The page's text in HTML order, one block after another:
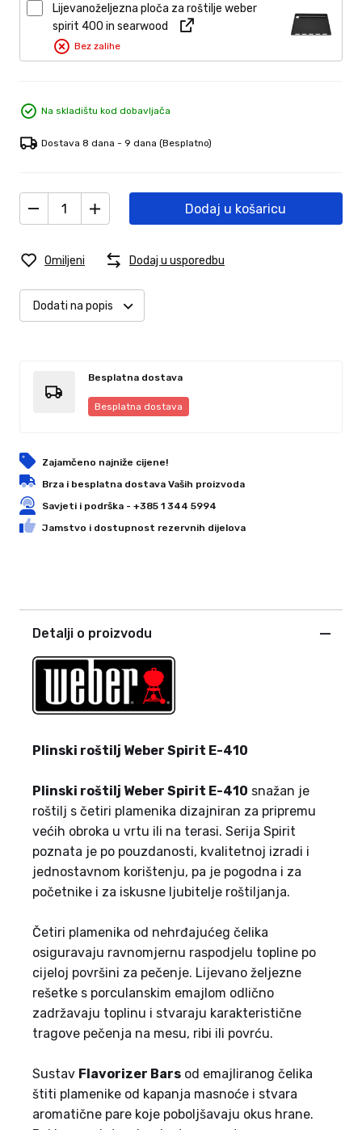
Lijevanoželjezna ploča za roštilje weber
spirit 400 in searwood
Bez zalihe
Na skladištu kod dobavljača
Dostava 8 dana - 9 dana (Besplatno)
Dodaj u košaricu
Omiljeni Dodaj u usporedbu
Dodati na popis
Besplatna dostava
Besplatna dostava
Zajamčeno najniže cijene!
Brza i besplatna dostava Vaših proizvoda
Savjeti i podrška - +385 1 344 5994
Jamstvo i dostupnost rezervnih dijelova
Detalji o proizvodu
Plinski roštilj Weber Spirit E-410
Plinski roštilj Weber Spirit E-410 snažan je
roštilj s četiri plamenika dizajniran za pripremu
većih obroka u vrtu ili na terasi. Serija Spirit
poznata je po pouzdanosti, kvalitetnoj izradi i
jednostavnom korištenju, pa je pogodna i za
početnike i za iskusne ljubitelje roštiljanja.
Četiri plamenika od nehrđajućeg čelika
osiguravaju ravnomjernu raspodjelu topline po
cijeloj površini za pečenje. Lijevano željezne
rešetke s porculanskim emajlom odlično
zadržavaju toplinu i stvaraju karakteristične
tragove pečenja na mesu, ribi ili povrću.
Sustav Flavorizer Barsod emajliranog čelika
štiti plamenike od kapanja masnoće i stvara
aromatične pare koje poboljšavaju okus hrane.